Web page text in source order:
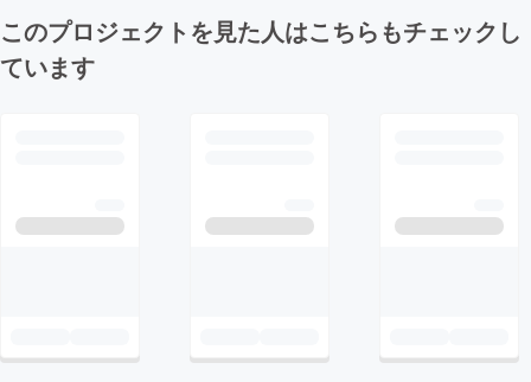
このプロジェクトを見た人はこちらもチェックし
ています